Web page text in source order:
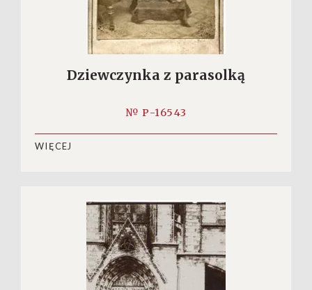
Dziewczynka z parasolką
№ P-16543
WIĘCEJ